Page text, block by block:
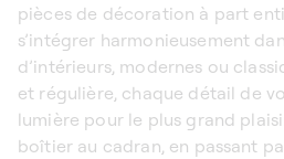
pièces de décoration à part
s’intégrer harmonieusement
d’intérieurs, modernes ou
et régulière, chaque détail de
lumière pour le plus grand
boîtier au cadran, en passant